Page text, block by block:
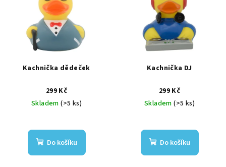
Kachnička dědeček
299 Kč
Skladem(>5 ks)
Do košíku
Kachnička DJ
299 Kč
Skladem(>5 ks)
Do košíku